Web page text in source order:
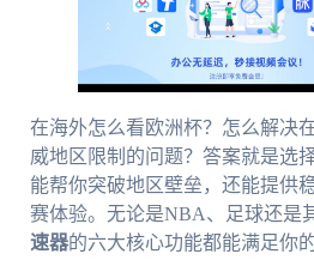
在海外怎么看欧洲杯？怎么解决
威地区限制的问题？答案就是选
能帮你突破地区壁垒，还能提供
赛体验。无论是NBA、足球还是
速器的六大核心功能都能满足你